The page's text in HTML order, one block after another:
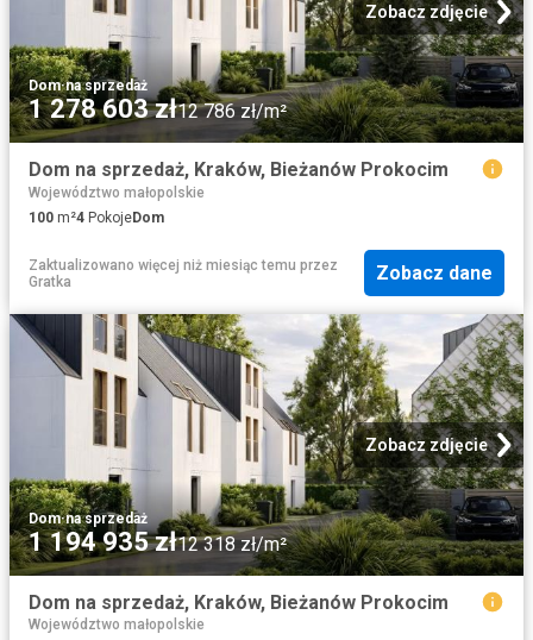
Zobacz zdjęcie
Dom·na sprzedaż
1 278 603 zł12 786 zł/m²
Dom na sprzedaż, Kraków, Bieżanów Prokocim
Województwo małopolskie
100 m²4 PokojeDom
Zaktualizowano więcej niż miesiąc temu przez
Gratka
Zobacz dane
Zobacz zdjęcie
Dom·na sprzedaż
1 194 935 zł12 318 zł/m²
Dom na sprzedaż, Kraków, Bieżanów Prokocim
Województwo małopolskie